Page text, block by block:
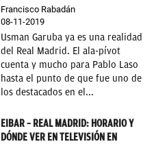
Francisco Rabadán
08-11-2019
Usman Garuba ya es una realidad
del Real Madrid. El ala-pívot
cuenta y mucho para Pablo Laso
hasta el punto de que fue uno de
los destacados en el...
EIBAR – REAL MADRID: HORARIO Y
DÓNDE VER EN TELEVISIÓN EN